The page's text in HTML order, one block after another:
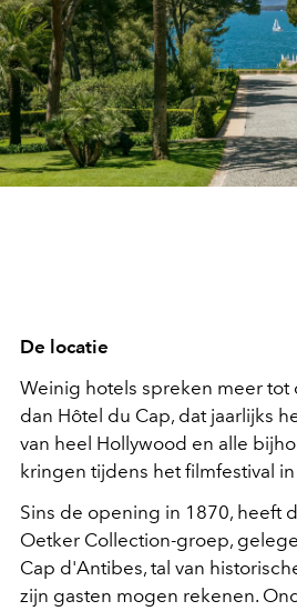
De locatie
Weinig hotels spreken meer
dan Hôtel du Cap, dat jaarlijks
van heel Hollywood en alle
kringen tijdens het filmfestival in
Sins de opening in 1870, heeft
Oetker Collection-groep,
Cap d'Antibes, tal van
zijn gasten mogen rekenen.